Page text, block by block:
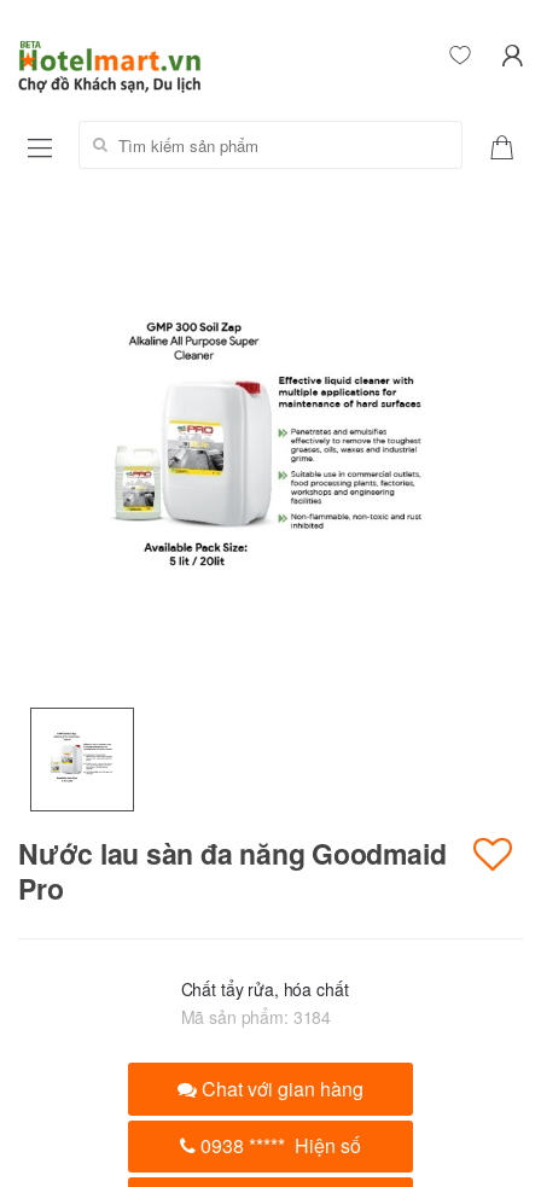
Tìm kiếm sản phẩm:
Nước lau sàn đa năng Goodmaid
Pro
Chất tẩy rửa, hóa chất
Mã sản phẩm: 3184
Chat với gian hàng
0938 ***** Hiện số